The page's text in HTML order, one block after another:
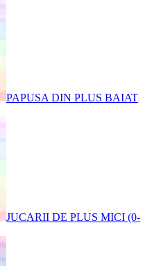
PAPUSA DIN PLUS BAIAT
JUCARII DE PLUS MICI (0-